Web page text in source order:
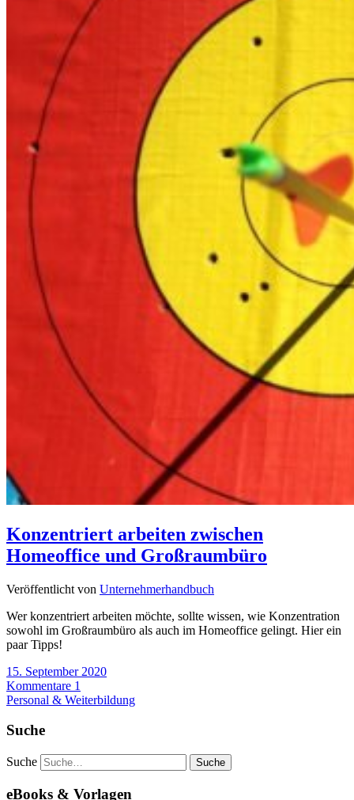
Konzentriert arbeiten zwischen
Homeoffice und Großraumbüro
Veröffentlicht von Unternehmerhandbuch
Wer konzentriert arbeiten möchte, sollte wissen, wie Konzentration
sowohl im Großraumbüro als auch im Homeoffice gelingt. Hier ein
paar Tipps!
15. September 2020
Kommentare 1
Personal & Weiterbildung
Suche
Suche
eBooks & Vorlagen